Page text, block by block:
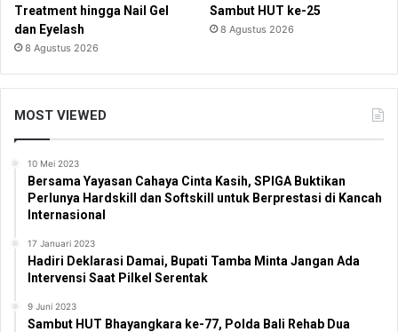
Treatment hingga Nail Gel
dan Eyelash
8 Agustus 2026
Sambut HUT ke-25
8 Agustus 2026
MOST VIEWED
10 Mei 2023
Bersama Yayasan Cahaya Cinta Kasih, SPIGA Buktikan
Perlunya Hardskill dan Softskill untuk Berprestasi di Kancah
Internasional
17 Januari 2023
Hadiri Deklarasi Damai, Bupati Tamba Minta Jangan Ada
Intervensi Saat Pilkel Serentak
9 Juni 2023
Sambut HUT Bhayangkara ke-77, Polda Bali Rehab Dua